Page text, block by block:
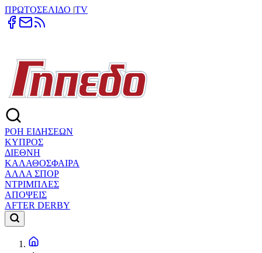
ΠΡΩΤΟΣΕΛΙΔΟ |TV
ΡΟΗ ΕΙΔΗΣΕΩΝ
ΚΥΠΡΟΣ
ΔΙΕΘΝΗ
ΚΑΛΑΘΟΣΦΑΙΡΑ
ΑΛΛΑ ΣΠΟΡ
ΝΤΡΙΜΠΛΕΣ
ΑΠΟΨΕΙΣ
AFTER DERBY